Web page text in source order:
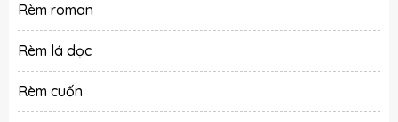
Rèm roman
Rèm lá dọc
Rèm cuốn